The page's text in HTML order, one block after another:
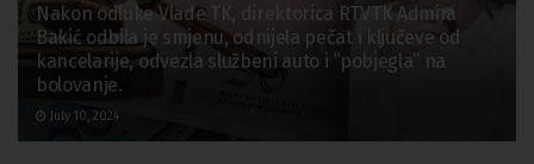
Nakon odluke Vlade TK, direktorica RTVTK Admira
Bakić odbila je smjenu, odnijela pečat i ključeve od
kancelarije, odvezla službeni auto i “pobjegla” na
bolovanje.
July 10, 2024